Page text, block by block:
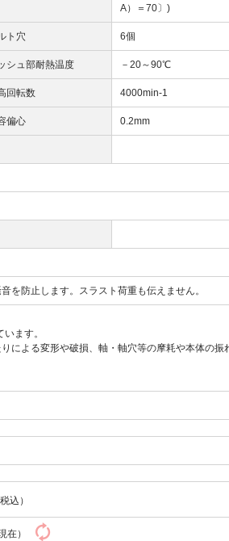
A）＝70〕)
ト穴 6個
シュ部耐熱温度 －20～90℃
回転数 4000min-1
偏心 0.2mm
を防止します。スラスト荷重も伝えません。
ます。
による変形や破損、軸・軸穴等の摩耗や本体の振
込）
在）